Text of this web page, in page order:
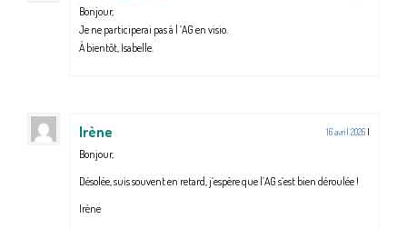
Bonjour,
Je ne participerai pas à l ‘AG en visio.
À bientôt, Isabelle.
Irène 16 avril 2026
Bonjour,
Désolée, suis souvent en retard, j’espère que l’AG s’est bien déroulée !
Irène